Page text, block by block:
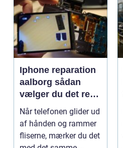
Iphone reparation
aalborg sådan
vælger du det rette
værksted
Når telefonen glider ud
af hånden og rammer
fliserne, mærker du det